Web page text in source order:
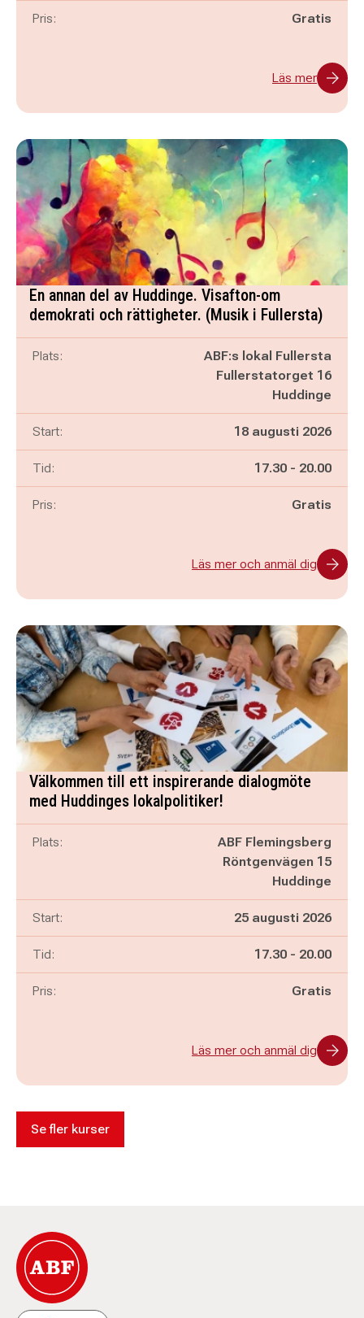
Pris: Gratis
Läs mer
En annan del av Huddinge. Visafton-om
demokrati och rättigheter. (Musik i Fullersta)
Plats:
ABF:s lokal Fullersta
Fullerstatorget 16
Huddinge
Start: 18 augusti 2026
Tid: Pågår mellan
17.30 - och
20.00
Pris: Gratis
Läs mer och anmäl dig
Välkommen till ett inspirerande dialogmöte
med Huddinges lokalpolitiker!
Plats:
ABF Flemingsberg
Röntgenvägen 15
Huddinge
Start: 25 augusti 2026
Tid: Pågår mellan
17.30 - och
20.00
Pris: Gratis
Läs mer och anmäl dig
Se fler kurser